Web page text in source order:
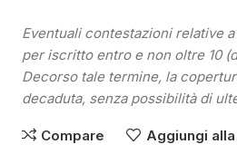
Eventuali contestazioni relative
per iscritto entro e non oltre 10
Decorso tale termine, la
decaduta, senza possibilità di
Compare Aggiungi